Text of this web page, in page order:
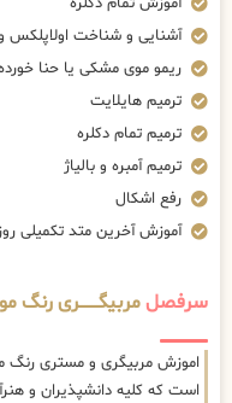
آشنایی و شناخت اولاپلکس
ریمو موی مشکی یا حنا
ترمیم هایلایت
ترمیم تمام دکلره
ترمیم آمبره و بالیاژ
رفع اشکال
آموزش آخرین متد تکمیلی
سرفصلمربیگــــــــری
اموزش مربیگری و مستری رنگ
است که کلیه دانشپذیران و